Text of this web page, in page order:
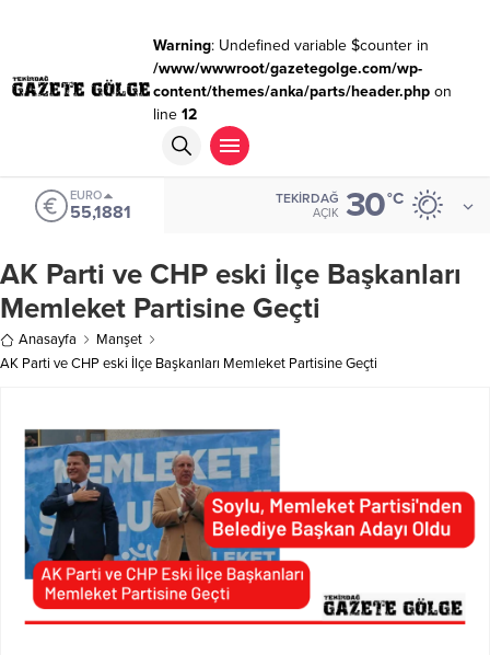
Warning: Undefined variable $counter in
/www/wwwroot/gazetegolge.com/wp-
content/themes/anka/parts/header.phpon
line 12
EURO
55,1881
TEKIRDAĞ
AÇIK 30°C
AK Parti ve CHP eski İlçe Başkanları
Memleket Partisine Geçti
Anasayfa
Manşet
AK Parti ve CHP eski İlçe Başkanları Memleket Partisine Geçti